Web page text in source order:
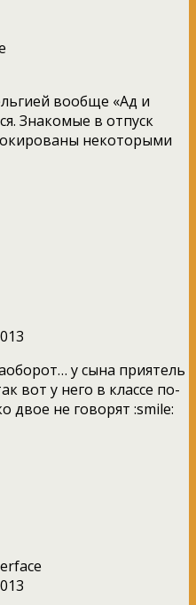
вообще «Ад и
Знакомые в отпуск
некоторыми
у сына приятель
вот у него в классе по-
двое не говорят :smile: